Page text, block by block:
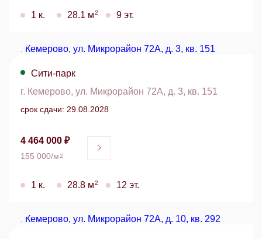
1 к. 28.1 м2 9 эт.
Сити-парк
г. Кемерово, ул. Микрорайон 72А, д. 3, кв. 151
срок сдачи: 29.08.2028
4 464 000 ₽
155 000/м2
1 к. 28.8 м2 12 эт.